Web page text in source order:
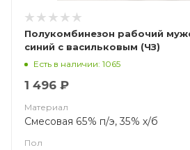
Полукомбинезон рабочий
синий с васильковым (ЧЗ)
Есть в наличии: 1065
1 496 ₽
Материал
Смесовая 65% п/э, 35% х/б
Пол